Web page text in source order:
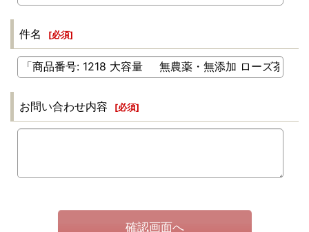
件名 [必須]
お問い合わせ内容 [必須]
確認画面へ